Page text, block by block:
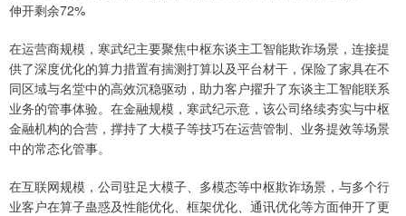
伸开剩余72%
在运营商规模，寒武纪主要聚焦中枢东谈主工智能欺诈场景，连接提
供了深度优化的算力措置有揣测打算以及平台材干，保险了家具在不
同区域与名堂中的高效沉稳驱动，助力客户擢升了东谈主工智能联系
业务的管事体验。在金融规模，寒武纪示意，该公司络续夯实与中枢
金融机构的合营，撑持了大模子等技巧在运营管制、业务提效等场景
中的常态化管事。
在互联网规模，公司驻足大模子、多模态等中枢欺诈场景，与多个行
业客户在算子蛊惑及性能优化、框架优化、通讯优化等方面伸开了更